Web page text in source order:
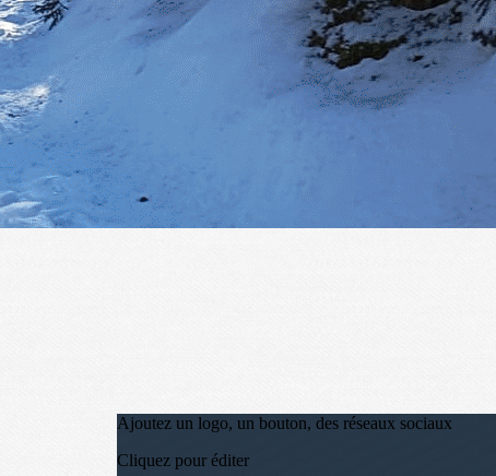
Cliquez pour éditer
Ajoutez un logo, un bouton, des réseaux sociaux
Cliquez pour éditer